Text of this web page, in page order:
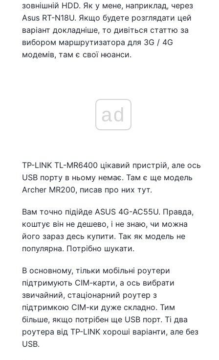
зовнішній HDD. Як у мене, наприклад, через
Asus RT-N18U. Якщо будете розглядати цей
варіант докладніше, то дивіться статтю за
вибором маршрутизатора для 3G / 4G
модемів, там є свої нюанси.
ad
TP-LINK TL-MR6400 цікавий пристрій, але ось
USB порту в ньому немає. Там є ще модель
Archer MR200, писав про них тут.
Вам точно підійде ASUS 4G-AC55U. Правда,
коштує він не дешево, і не знаю, чи можна
його зараз десь купити. Так як модель не
популярна. Потрібно шукати.
В основному, тільки мобільні роутери
підтримують СІМ-карти, а ось вибрати
звичайний, стаціонарний роутер з
підтримкою СІМ-ки дуже складно. Тим
більше, якщо потрібен ще USB порт. Ті два
роутера від TP-LINK хороші варіанти, але без
USB.